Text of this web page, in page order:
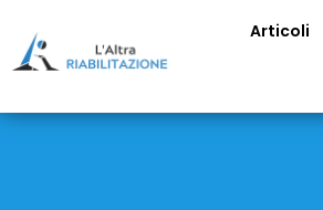
Articoli